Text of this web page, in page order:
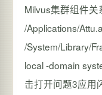
Milvus集群组件
/Applications/
/System/Library/
local -domain
击打开问题3应用